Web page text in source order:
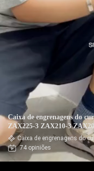
Caixa de engrenagens do
ZAX225-3 ZAX210-3
Caixa de engrenagens do
74 opiniões